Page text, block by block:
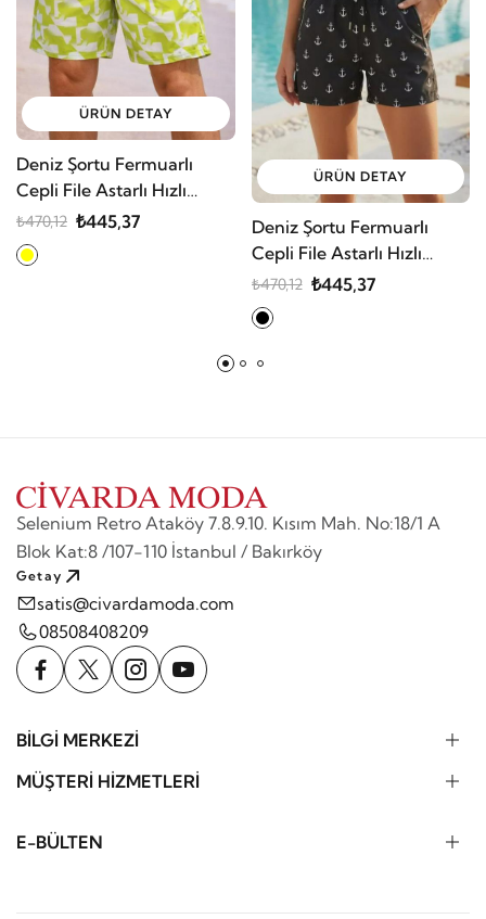
ÜRÜN DETAY
Deniz Şortu Fermuarlı
Cepli File Astarlı Hızlı
Kuruyan Premium
₺470,12 ₺445,37
ÜRÜN DETAY
Deniz Şortu Fermuarlı
Cepli File Astarlı Hızlı
Kuruyan Premium
₺470,12 ₺445,37
Selenium Retro Ataköy 7.8.9.10. Kısım Mah. No:18/1 A
Blok Kat:8 /107-110 İstanbul / Bakırköy
Getay
satis@civardamoda.com
08508408209
BİLGİ MERKEZİ
MÜŞTERİ HİZMETLERİ
E-BÜLTEN